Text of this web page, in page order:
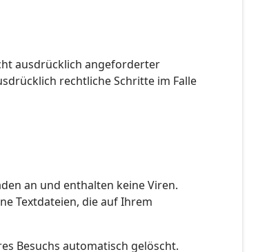
ausdrücklich angeforderter
rechtliche Schritte im Falle
an und enthalten keine Viren.
Textdateien, die auf Ihrem
Besuchs automatisch gelöscht.